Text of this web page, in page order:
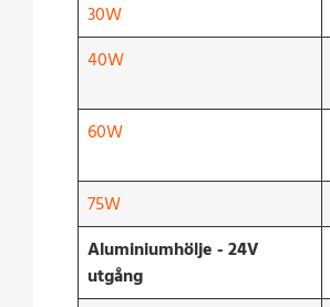
30W
40W
60W
75W
Aluminiumhölje - 24V
utgång